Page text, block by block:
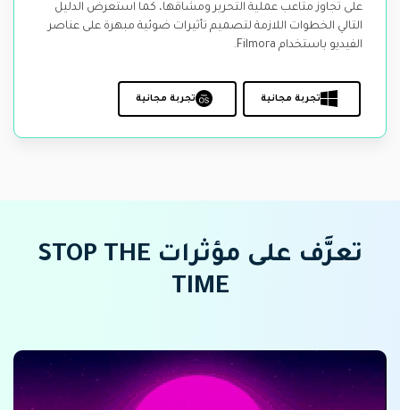
على تجاوز متاعب عملية التحرير ومشاقها، كما استعرض الدليل
التالي الخطوات اللازمة لتصميم تأثيرات ضوئية مبهرة على عناصر
الفيديو باستخدام Filmora.
تجربة مجانية تجربة مجانية
تعرَّف على مؤثرات STOP THE
TIME